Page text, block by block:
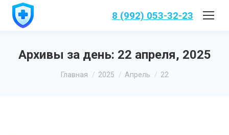
8 (992) 053-32-23
Архивы за день: 22 апреля, 2025
Вы здесь:
Главная 2025 Апрель 22